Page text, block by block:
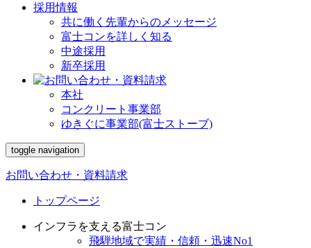
採用情報
共に働く先輩からのメッセージ
富士コンを詳しく知る
中途採用
新卒採用
本社
コンクリート事業部
ゆきぐに事業部(富士ストーブ)
toggle navigation
お問い合わせ・資料請求
トップページ
インフラを支える富士コン
飛騨地域で実績・信頼・迅速No1